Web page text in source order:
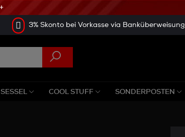
3% Skonto bei Vorkasse via Banküberweisung
SESSEL COOL STUFF SONDERPOSTEN